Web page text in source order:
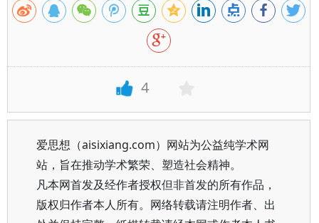
4
爱思想（aisixiang.com）网站为公益纯学术网
站，旨在推动学术繁荣、塑造社会精神。
凡本网首发及经作者授权但非首发的所有作品，
版权归作者本人所有。网络转载请注明作者、出